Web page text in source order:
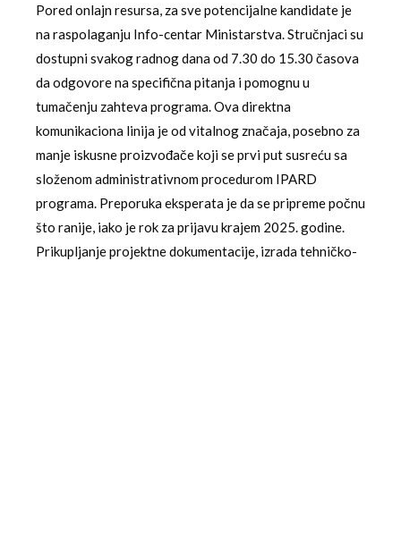
Pored onlajn resursa, za sve potencijalne kandidate je
na raspolaganju Info-centar Ministarstva. Stručnjaci su
dostupni svakog radnog dana od 7.30 do 15.30 časova
da odgovore na specifična pitanja i pomognu u
tumačenju zahteva programa. Ova direktna
komunikaciona linija je od vitalnog značaja, posebno za
manje iskusne proizvođače koji se prvi put susreću sa
složenom administrativnom procedurom IPARD
programa. Preporuka eksperata je da se pripreme počnu
što ranije, iako je rok za prijavu krajem 2025. godine.
Prikupljanje projektne dokumentacije, izrada tehničko-